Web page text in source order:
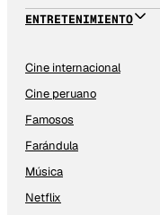
ENTRETENIMIENTO
Cine internacional
Cine peruano
Famosos
Farándula
Música
Netflix